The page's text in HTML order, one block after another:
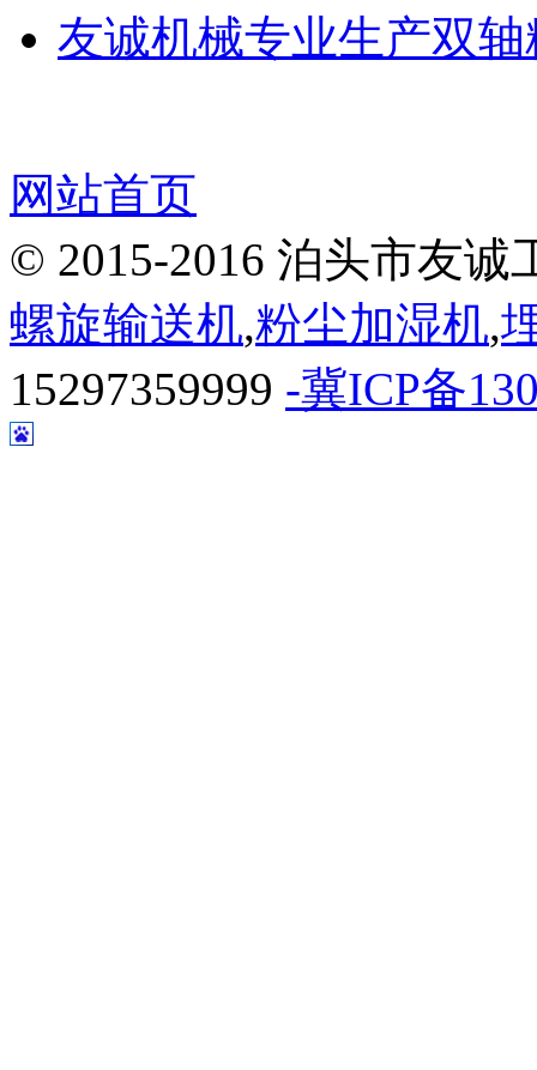
友诚机械专业生产双
网站首页
© 2015-2016 泊头市友
螺旋输送机,粉尘加湿机,
15297359999 -冀ICP备